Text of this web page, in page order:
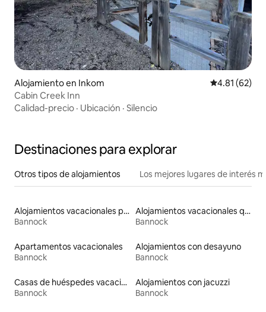
Alojamiento en Inkom Calificación
4.81 (62)
Cabin Creek Inn
Calidad-precio · Ubicación · Silencio
Destinaciones para explorar
Otros tipos de alojamientos Los mejores lugares de interés
Alojamientos vacacionales para familias
Bannock
Alojamientos vacacionales que admiten mascotas
Bannock
Apartamentos vacacionales
Bannock
Alojamientos con desayuno
Bannock
Casas de huéspedes vacacionales
Bannock
Alojamientos con jacuzzi
Bannock